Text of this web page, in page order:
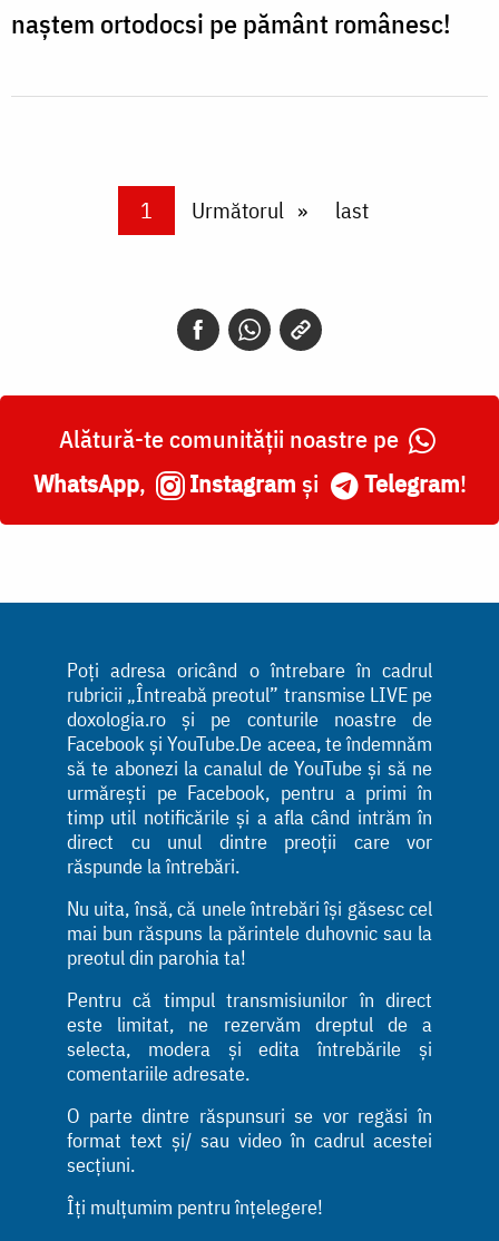
naștem ortodocsi pe pământ românesc!
Current page
1 Next page
Următorul Last page
last
Alătură-te comunității noastre pe
WhatsApp, Instagram și Telegram!
Poți adresa oricând o întrebare în cadrul
rubricii „Întreabă preotul” transmise LIVE pe
doxologia.ro și pe conturile noastre de
Facebook și YouTube.De aceea, te îndemnăm
să te abonezi la canalul de YouTube și să ne
urmărești pe Facebook, pentru a primi în
timp util notificările și a afla când intrăm în
direct cu unul dintre preoții care vor
răspunde la întrebări.
Nu uita, însă, că unele întrebări își găsesc cel
mai bun răspuns la părintele duhovnic sau la
preotul din parohia ta!
Pentru că timpul transmisiunilor în direct
este limitat, ne rezervăm dreptul de a
selecta, modera și edita întrebările și
comentariile adresate.
O parte dintre răspunsuri se vor regăsi în
format text și/ sau video în cadrul acestei
secțiuni.
Îți mulțumim pentru înțelegere!